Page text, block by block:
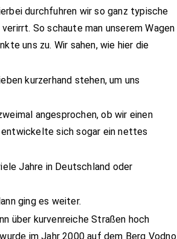
durchfuhren wir so ganz typische
So schaute man unserem Wagen
uns zu. Wir sahen, wie hier die
kurzerhand stehen, um uns
angesprochen, ob wir einen
sich sogar ein nettes
Jahre in Deutschland oder
ging es weiter.
über kurvenreiche Straßen hoch
im Jahr 2000 auf dem Berg Vodno